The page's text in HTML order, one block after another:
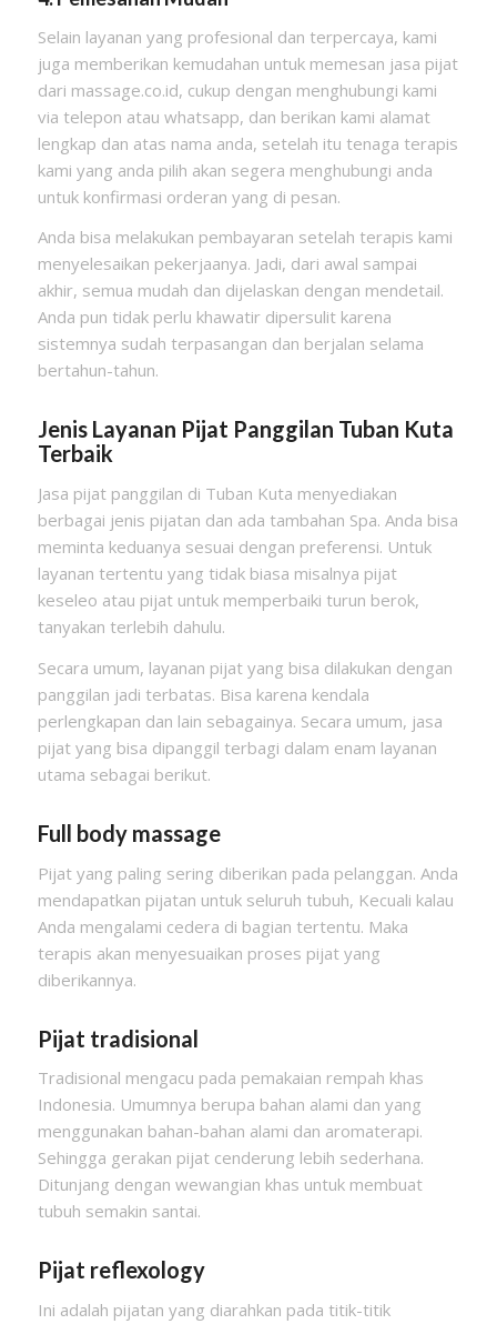
Selain layanan yang profesional dan terpercaya, kami
juga memberikan kemudahan untuk memesan jasa pijat
dari massage.co.id, cukup dengan menghubungi kami
via telepon atau whatsapp, dan berikan kami alamat
lengkap dan atas nama anda, setelah itu tenaga terapis
kami yang anda pilih akan segera menghubungi anda
untuk konfirmasi orderan yang di pesan.
Anda bisa melakukan pembayaran setelah terapis kami
menyelesaikan pekerjaanya. Jadi, dari awal sampai
akhir, semua mudah dan dijelaskan dengan mendetail.
Anda pun tidak perlu khawatir dipersulit karena
sistemnya sudah terpasangan dan berjalan selama
bertahun-tahun.
Jenis Layanan Pijat Panggilan Tuban Kuta
Terbaik
Jasa pijat panggilan di Tuban Kuta menyediakan
berbagai jenis pijatan dan ada tambahan Spa. Anda bisa
meminta keduanya sesuai dengan preferensi. Untuk
layanan tertentu yang tidak biasa misalnya pijat
keseleo atau pijat untuk memperbaiki turun berok,
tanyakan terlebih dahulu.
Secara umum, layanan pijat yang bisa dilakukan dengan
panggilan jadi terbatas. Bisa karena kendala
perlengkapan dan lain sebagainya. Secara umum, jasa
pijat yang bisa dipanggil terbagi dalam enam layanan
utama sebagai berikut.
Full body massage
Pijat yang paling sering diberikan pada pelanggan. Anda
mendapatkan pijatan untuk seluruh tubuh, Kecuali kalau
Anda mengalami cedera di bagian tertentu. Maka
terapis akan menyesuaikan proses pijat yang
diberikannya.
Pijat tradisional
Tradisional mengacu pada pemakaian rempah khas
Indonesia. Umumnya berupa bahan alami dan yang
menggunakan bahan-bahan alami dan aromaterapi.
Sehingga gerakan pijat cenderung lebih sederhana.
Ditunjang dengan wewangian khas untuk membuat
tubuh semakin santai.
Pijat reflexology
Ini adalah pijatan yang diarahkan pada titik-titik